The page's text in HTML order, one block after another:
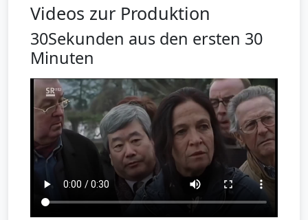
Videos zur Produktion
30Sekunden aus den ersten 30
Minuten